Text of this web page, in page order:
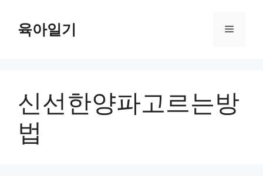
육아일기 메
신선한양파고르는방
법